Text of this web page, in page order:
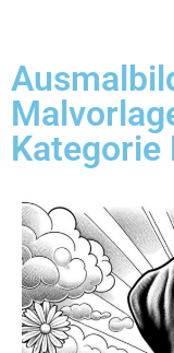
Kategorie